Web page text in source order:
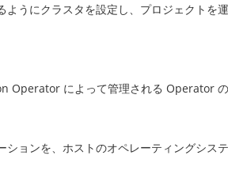
うにクラスタを設定し、プロジェクトを
によって管理される Operator の
ョンを、ホストのオペレーティングシス